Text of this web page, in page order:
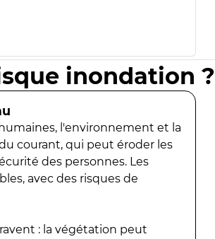
inondation ?
l'environnement et la
courant, qui peut éroder les
des personnes. Les
avec des risques de
: la végétation peut